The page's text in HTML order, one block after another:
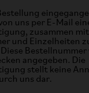
uns per E-Mail
zusammen
und Einzelheiten
angegeben. Die
stellt keine
uns dar.